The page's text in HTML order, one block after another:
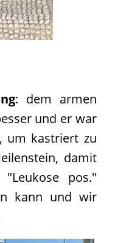
: dem armen
und er war
um kastriert zu
damit
pos."
kann und wir